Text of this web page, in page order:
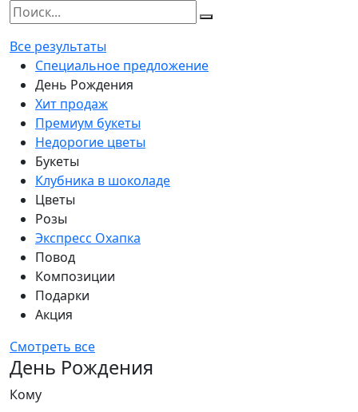
Все результаты
Специальное предложение
День Рождения
Хит продаж
Премиум букеты
Недорогие цветы
Букеты
Клубника в шоколаде
Цветы
Розы
Экспресс Охапка
Повод
Композиции
Подарки
Акция
Смотреть все
День Рождения
Кому